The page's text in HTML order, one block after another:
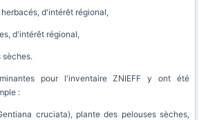
d'intérêt régional,
d'intérêt régional,
sèches.
pour l'inventaire ZNIEFF y ont été
:
cruciata), plante des pelouses sèches,